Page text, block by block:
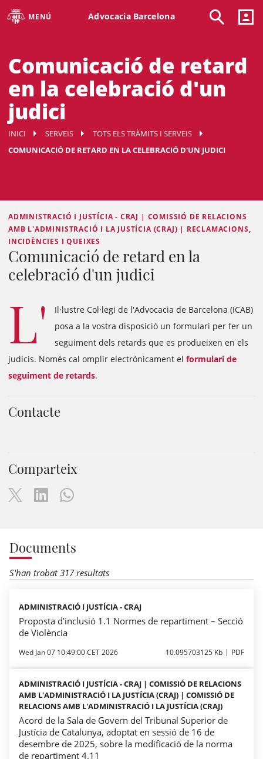
MENÚ Advocacia Barcelona
Comunicació de retard
en la celebració d'un
judici
INICI SERVEIS
TOTS ELS TRÀMITS I SERVEIS
COMUNICACIÓ DE RETARD EN LA CELEBRACIÓ D'UN JUDICI
ADMINISTRACIÓ I JUSTÍCIA - CRAJ | COMISSIÓ DE RELACIONS
AMB L'ADMINISTRACIÓ I LA JUSTÍCIA (CRAJ) | RECLAMACIONS,
INCIDÈNCIES I QUEIXES
Comunicació de retard en la
celebració d'un judici
L'
Il·lustre Col·legi de l'Advocacia de Barcelona (ICAB)
posa a la vostra disposició un formulari per fer un
seguiment dels retards que es produeixen en els
judicis. Només cal omplir electrònicament el formulari de
seguiment de retards.
Contacte
Comparteix
Documents
S'han trobat 317 resultats
ADMINISTRACIÓ I JUSTÍCIA - CRAJ
Proposta d’inclusió 1.1 Normes de repartiment – Secció
de Violència
Wed Jan 07 10:49:00 CET 2026 10.095703125 Kb PDF
ADMINISTRACIÓ I JUSTÍCIA - CRAJ | COMISSIÓ DE RELACIONS
AMB L'ADMINISTRACIÓ I LA JUSTÍCIA (CRAJ) | COMISSIÓ DE
RELACIONS AMB L'ADMINISTRACIÓ I LA JUSTÍCIA (CRAJ)
Acord de la Sala de Govern del Tribunal Superior de
Justícia de Catalunya, adoptat en sessió de 16 de
desembre de 2025, sobre la modificació de la norma
de repartiment 4.11